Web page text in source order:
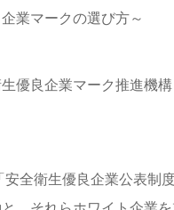
業マークの選び方～
優良企業マーク推進機構
全衛生優良企業公表制